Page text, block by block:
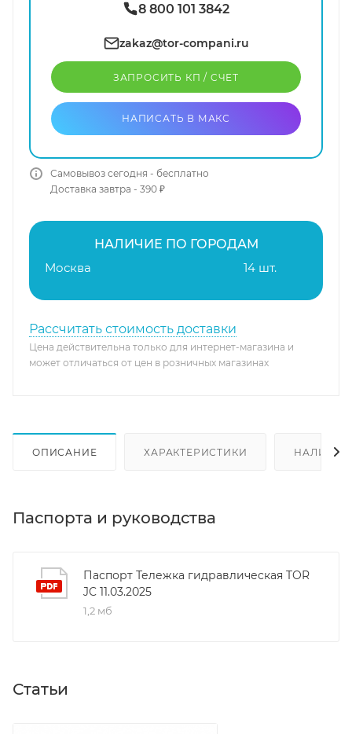
8 800 101 3842
zakaz@tor-compani.ru
ЗАПРОСИТЬ КП / CЧЕТ
НАПИСАТЬ В МАКС
Самовывоз сегодня - бесплатно
Доставка завтра - 390 ₽
НАЛИЧИЕ ПО ГОРОДАМ
Москва
14 шт.
Рассчитать стоимость доставки
Цена действительна только для интернет-магазина и
может отличаться от цен в розничных магазинах
ОПИСАНИЕ ХАРАКТЕРИСТИКИ
Паспорта и руководства
Паспорт Тележка гидравлическая TOR
JC 11.03.2025
1,2 мб
Статьи